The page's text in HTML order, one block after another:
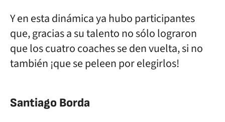
Y en esta dinámica ya hubo participantes
que, gracias a su talento no sólo lograron
que los cuatro coaches se den vuelta, si no
también ¡que se peleen por elegirlos!
Santiago Borda